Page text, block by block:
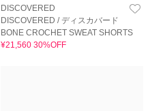
DISCOVERED
DISCOVERED / ディスカバード
BONE CROCHET SWEAT SHORTS
¥21,560 30%OFF